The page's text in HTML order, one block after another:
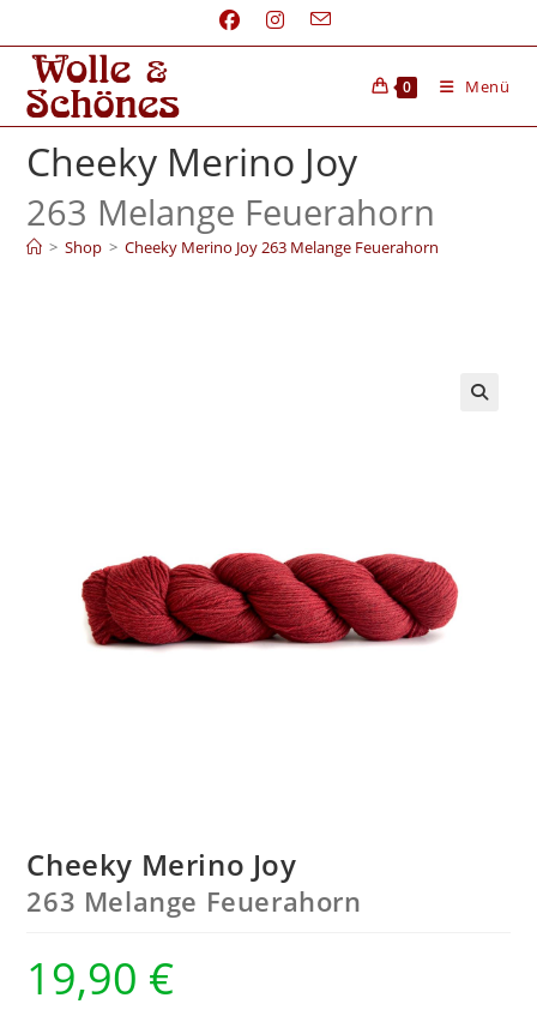
0 Menü
Cheeky Merino Joy
263 Melange Feuerahorn
> Shop > Cheeky Merino Joy 263 Melange Feuerahorn
Cheeky Merino Joy
263 Melange Feuerahorn
19,90 €